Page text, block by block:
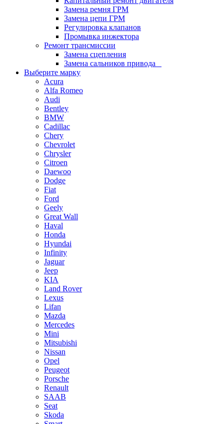
Замена ремня ГРМ
Замена цепи ГРМ
Регулировка клапанов
Промывка инжектора
Ремонт трансмиссии
Замена сцепления
Замена сальников привода
Выберите марку
Acura
Alfa Romeo
Audi
Bentley
BMW
Cadillac
Chery
Chevrolet
Chrysler
Citroen
Daewoo
Dodge
Fiat
Ford
Geely
Great Wall
Haval
Honda
Hyundai
Infinity
Jaguar
Jeep
KIA
Land Rover
Lexus
Lifan
Mazda
Mercedes
Mini
Mitsubishi
Nissan
Opel
Peugeot
Porsche
Renault
SAAB
Seat
Skoda